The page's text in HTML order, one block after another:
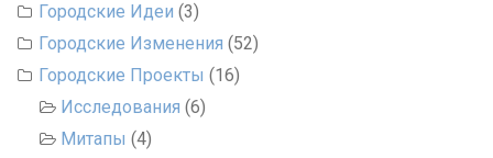
Городские Идеи (3)
Городские Изменения (52)
Городские Проекты (16)
Исследования (6)
Митапы (4)